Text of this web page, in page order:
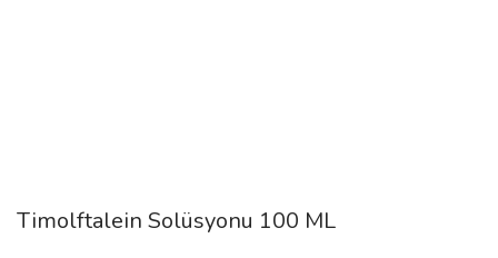
Timolftalein Solüsyonu 100 ML